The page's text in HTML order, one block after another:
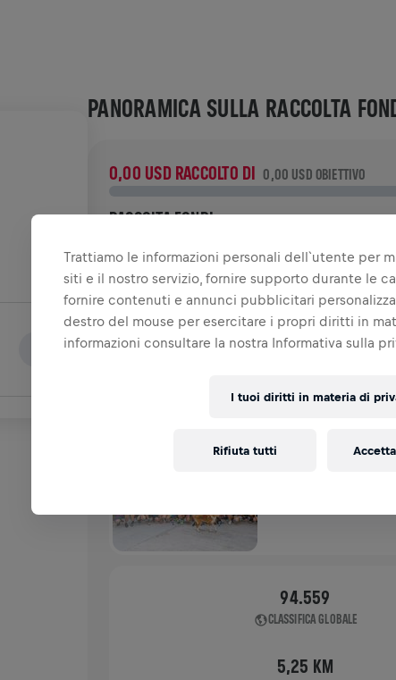
PANORAMICA SULLA RACCOLTA
0,00 USD RACCOLTO DI 0,00 USD OBIETTIVO
RACCOLTA FONDI
Dona per fare la differenza! Il 100% della
devoluto alla ricerca sul midollo spinale.
STORIA
SINGAPORE
94.559
CLASSIFICA GLOBALE
5,25 KM
Trattiamo le informazioni personali dell`utente per
siti e il nostro servizio, fornire supporto durante le
fornire contenuti e annunci pubblicitari
destro del mouse per esercitare i propri diritti in
informazioni consultare la nostra Informativa sulla
I tuoi diritti in materia di
Rifiuta tutti